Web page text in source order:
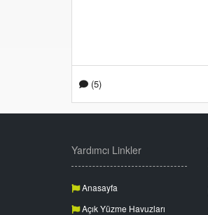
(5)
Yardımcı Linkler
Anasayfa
Açık Yüzme Havuzları